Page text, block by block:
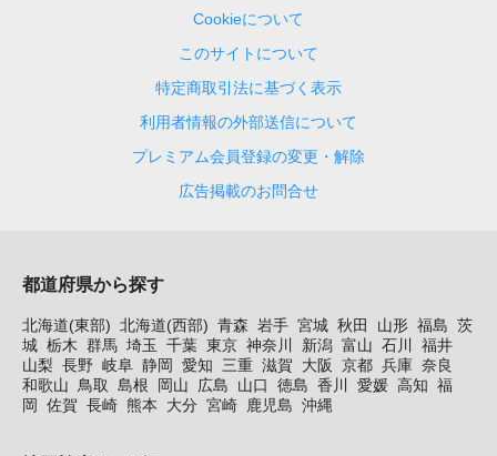
Cookieについて
このサイトについて
特定商取引法に基づく表示
利用者情報の外部送信について
プレミアム会員登録の変更・解除
広告掲載のお問合せ
都道府県から探す
北海道(東部) 北海道(西部) 青森 岩手 宮城 秋田 山形 福島 茨
城 栃木 群馬 埼玉 千葉 東京 神奈川 新潟 富山 石川
福井
山梨 長野 岐阜 静岡 愛知 三重 滋賀 大阪 京都 兵庫 奈良
和歌山 鳥取 島根 岡山 広島 山口 徳島 香川 愛媛 高知 福
岡
佐賀 長崎 熊本 大分 宮崎 鹿児島 沖縄